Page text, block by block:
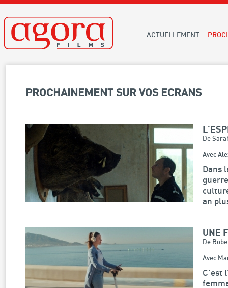
ACTUELLEMENT
PROCHAINEMENT SUR VOS ECRANS
De
Avec
Dans
an
UNE
De
Avec
C’est